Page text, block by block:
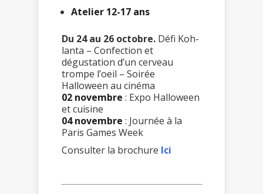
Atelier 12-17 ans
Du 24 au 26 octobre. Défi Koh-
lanta – Confection et
dégustation d’un cerveau
trompe l’oeil – Soirée
Halloween au cinéma
02 novembre : Expo Halloween
et cuisine
04 novembre : Journée à la
Paris Games Week
Consulter la brochure Ici